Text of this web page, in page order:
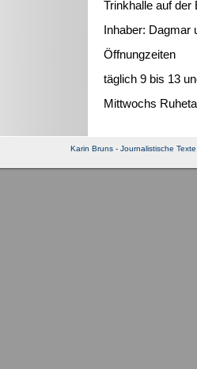
Trinkhalle auf der
Inhaber: Dagmar
Öffnungzeiten
täglich 9 bis 13
Mittwochs
Karin Bruns - Journalistische